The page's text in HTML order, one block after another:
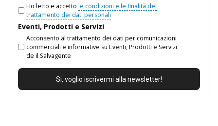
Ho letto e accetto le condizioni e le finalità del
trattamento dei dati personali
Eventi, Prodotti e Servizi
Acconsento al trattamento dei dati per comunicazioni
commerciali e informative su Eventi, Prodotti e Servizi
de il Salvagente